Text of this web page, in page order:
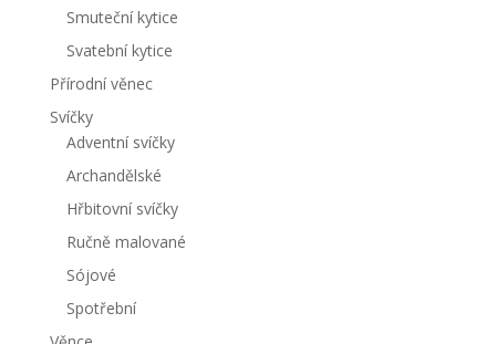
Smuteční kytice
Svatební kytice
Přírodní věnec
Svíčky
Adventní svíčky
Archandělské
Hřbitovní svíčky
Ručně malované
Sójové
Spotřební